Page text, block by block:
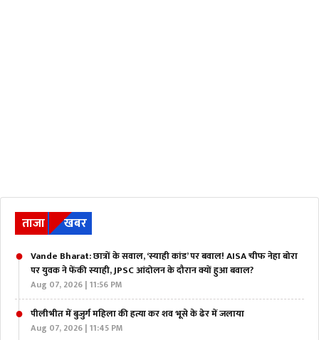
ताजा खबर
Vande Bharat: छात्रों के सवाल, ‘स्याही कांड’ पर बवाल! AISA चीफ नेहा बोरा
पर युवक ने फेंकी स्याही, JPSC आंदोलन के दौरान क्यों हुआ बवाल?
Aug 07, 2026 | 11:56 PM
पीलीभीत में बुजुर्ग महिला की हत्या कर शव भूसे के ढेर में जलाया
Aug 07, 2026 | 11:45 PM